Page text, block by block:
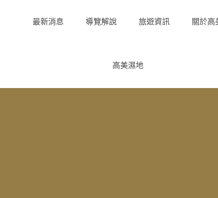
最新消息 導覽解說 旅遊資訊 關於高
高美濕地